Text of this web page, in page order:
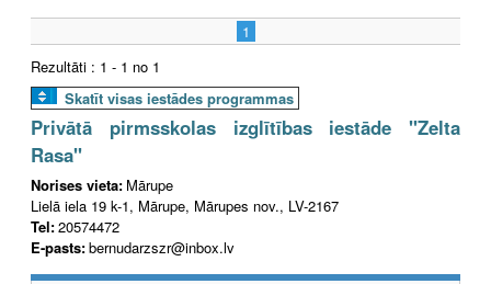
1
Rezultāti : 1 - 1 no 1
Skatīt visas iestādes programmas
Privātā pirmsskolas izglītības iestāde "Zelta
Rasa"
Norises vieta: Mārupe
Lielā iela 19 k-1, Mārupe, Mārupes nov., LV-2167
Tel:20574472
E-pasts:bernudarzszr@inbox.lv